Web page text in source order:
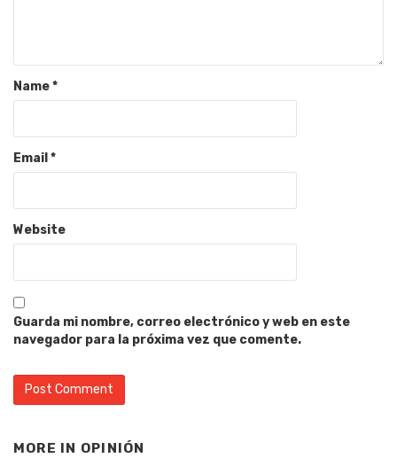
Name*
Email*
Website
Guarda mi nombre, correo electrónico y web en este
navegador para la próxima vez que comente.
MORE IN OPINIÓN